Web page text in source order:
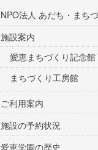
NPO法人 あだち・まち
施設案内
愛恵まちづくり記念館
まちづくり工房館
ご利用案内
施設の予約状況
愛恵学園の歴史